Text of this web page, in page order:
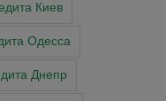
Киев
Одесса
Днепр